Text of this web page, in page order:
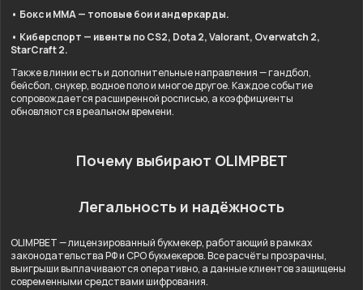
• Бокс и ММА — топовые бои и андеркарды.
• Киберспорт — ивенты по CS2, Dota 2, Valorant, Overwatch 2,
StarCraft 2.
Также в линии есть и дополнительные направления — гандбол,
бейсбол, снукер, водное поло и многое другое. Каждое событие
сопровождается расширенной росписью, а коэффициенты
обновляются в реальном времени.
Почему выбирают OLIMPBET
Легальность и надёжность
OLIMPBET — лицензированный букмекер, работающий в рамках
законодательства РФ и СРО букмекеров. Все расчёты прозрачны,
выигрыши выплачиваются оперативно, а данные клиентов защищены
современными средствами шифрования.